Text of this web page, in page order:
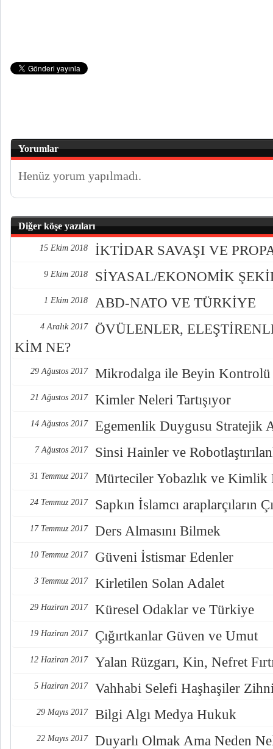
Yorumlar
Henüz yorum yapılmadı.
Diğer köşe yazıları
15 Ekim 2018 İKTİDAR SAVAŞI VE
9 Ekim 2018 SİYASAL/EKONOMİK
1 Ekim 2018 ABD-NATO VE TÜRKİYE
4 Aralık 2017
ÖVÜLENLER,
KİM NE?
29 Ağustos 2017 Mikrodalga ile Beyin Kontrolü
21 Ağustos 2017 Kimler Neleri Tartışıyor
14 Ağustos 2017 Egemenlik Duygusu Stratejik
7 Ağustos 2017 Sinsi Hainler ve
31 Temmuz 2017 Mürteciler Yobazlık ve Kimlik
24 Temmuz 2017 Sapkın İslamcı araplarçıların
17 Temmuz 2017 Ders Almasını Bilmek
10 Temmuz 2017 Güveni İstismar Edenler
3 Temmuz 2017 Kirletilen Solan Adalet
29 Haziran 2017 Küresel Odaklar ve Türkiye
19 Haziran 2017 Çığırtkanlar Güven ve Umut
12 Haziran 2017 Yalan Rüzgarı, Kin, Nefret
5 Haziran 2017 Vahhabi Selefi Haşhaşiler
29 Mayıs 2017 Bilgi Algı Medya Hukuk
22 Mayıs 2017 Duyarlı Olmak Ama Neden